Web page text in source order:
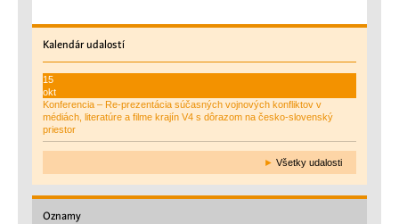
Kalendárudalostí
15
okt
Konferencia – Re-prezentácia súčasných vojnových konfliktov v
médiách, literatúre a filme krajín V4 s dôrazom na česko-slovenský
priestor
► Všetky udalosti
Oznamy